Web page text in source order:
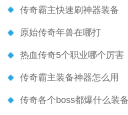
传奇霸主快速刷神器装备
原始传奇年兽在哪打
热血传奇5个职业哪个厉害
传奇霸主装备神器怎么用
传奇各个boss都爆什么装